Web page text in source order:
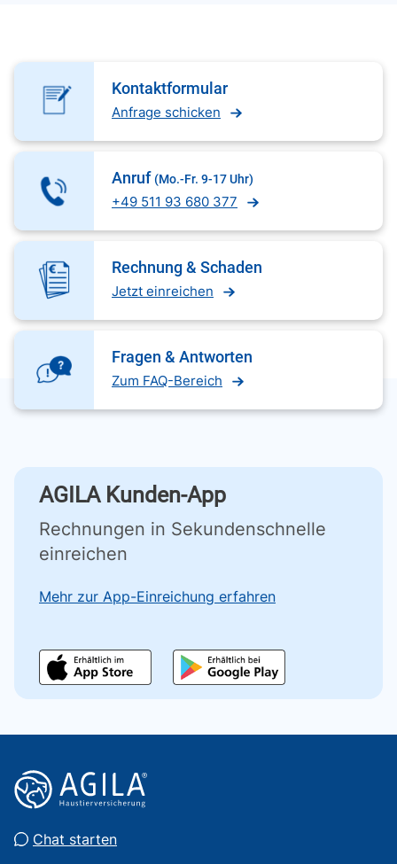
Kontaktformular
Anfrage schicken
Anruf (Mo.-Fr. 9-17 Uhr)
+49 511 93 680 377
Rechnung & Schaden
Jetzt einreichen
Fragen & Antworten
Zum FAQ-Bereich
AGILA Kunden-App
Rechnungen in Sekundenschnelle
einreichen
Mehr zur App-Einreichung erfahren